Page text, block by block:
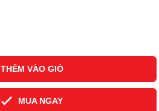
THÊM VÀO GIỎ
MUA NGAY